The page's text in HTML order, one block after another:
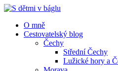
Menu
Menu
O mně
Cestovatelský blog
Čechy
Střední Čechy
Lužické hory a